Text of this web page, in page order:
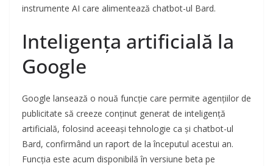
instrumente AI care alimentează chatbot-ul Bard.
Inteligența artificială la
Google
Google lansează o nouă funcție care permite agențiilor de
publicitate să creeze conținut generat de inteligență
artificială, folosind aceeași tehnologie ca și chatbot-ul
Bard, confirmând un raport de la începutul acestui an.
Funcția este acum disponibilă în versiune beta pe